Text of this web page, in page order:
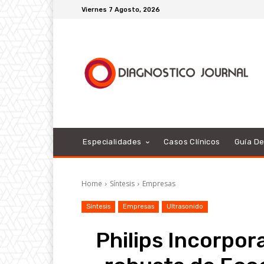
Viernes 7 Agosto, 2026
Especialidades Casos Clínicos Guía
Home Síntesis Empresas
Síntesis Empresas Ultrasonido
Philips